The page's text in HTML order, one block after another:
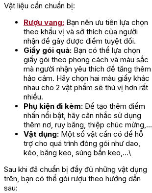
Vật liệu cần chuẩn bị:
Rượu vang: Bạn nên ưu tiên lựa chọn
theo khẩu vị và sở thích của người
nhận để gây được điểm tuyệt đối.
Giấy gói quà: Bạn có thể lựa chọn
giấy gói theo phong cách và màu sắc
mà người nhận yêu thích để tăng thêm
hảo cảm. Hãy chọn hai màu giấy khác
nhau cho 2 vật phẩm sẽ thú vị hơn rất
nhiều.
Phụ kiện đi kèm: Để tạo thêm điểm
nhấn nổi bật, hãy cân nhắc sử dụng
thêm nơ, ruy băng, thiệp chúc mừng,…
Vật dụng: Một số vật cần có để hỗ
trợ cho quá trình đóng gói như dao,
kéo, băng keo, súng bắn keo,…\
Sau khi đã chuẩn bị đầy đủ những vật dụng
trên, bạn có thể gói rượu theo hướng dẫn
sau: